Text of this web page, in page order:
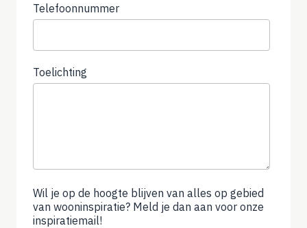
Telefoonnummer
required)
Toelichting
Wil je op de hoogte blijven van alles op gebied
van wooninspiratie? Meld je dan aan voor onze
inspiratiemail!